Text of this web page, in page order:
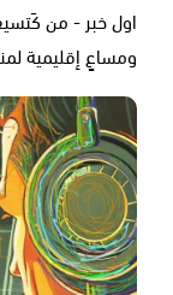
اول خبر - من
ومساعٍ إقليمية لمنع